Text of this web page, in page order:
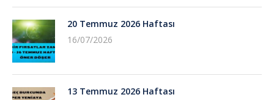
20 Temmuz 2026 Haftası
16/07/2026
13 Temmuz 2026 Haftası